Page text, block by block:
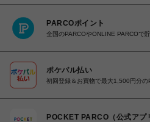
PARCOポイント
全国のPARCOやONLINE PARCOで
ポケパル払い
初回登録＆お買物で最大1,500円分の
POCKET PARCO（公式アプ